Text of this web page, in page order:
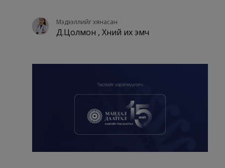
Мэдээллийг хянасан
Д.Цолмон , Хүний их эмч